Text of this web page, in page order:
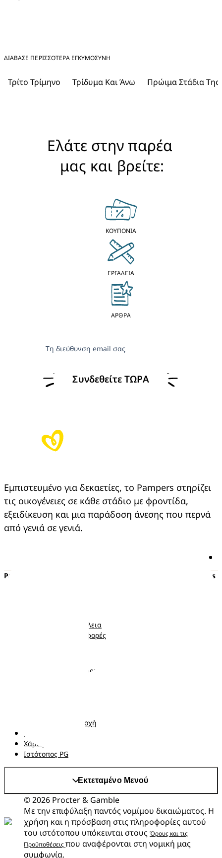
ΔΙΑΒΑΣΕ ΠΕΡΙΣΣΟΤΕΡΑ ΕΓΚΥΜΟΣΎΝΗ
Τρίτο Τρίμηνο Τρίδυμα Και Άνω Πρώιμα Στάδια
Ελάτε στην παρέα
μας και βρείτε:
ΚΟΥΠΟΝΙΑ
ΕΡΓΑΛΕΙΑ
ΑΡΘΡΑ
Τη διεύθυνση email σας
Συνδεθείτε ΤΩΡΑ
Εμπιστευμένο για δεκαετίες, το Pampers στηρίζει
τις οικογένειες σε κάθε στάδιο με φροντίδα,
εξειδίκευση και μια παράδοση άνεσης που περνά
από γενιά σε γενιά.
Pampers
Ποιότητα και Ασφάλεια
Κουπόνια και προσφορές
Περισσότερα από τα Pampers
Σχετικά με τα Pampers
Αλλαγή χώρα/περιοχή
Χάρτης ιστότοπου
Ιστότοπος PG
Εκτεταμένο Μενού
© 2026 Procter & Gamble
Με την επιφύλαξη παντός νομίμου δικαιώματος. Η
χρήση και η πρόσβαση στις πληροφορίες αυτού
του ιστότοπου υπόκεινται στους Όρους και τις
Προϋποθέσειςπου αναφέρονται στη νομική μας
συμφωνία.